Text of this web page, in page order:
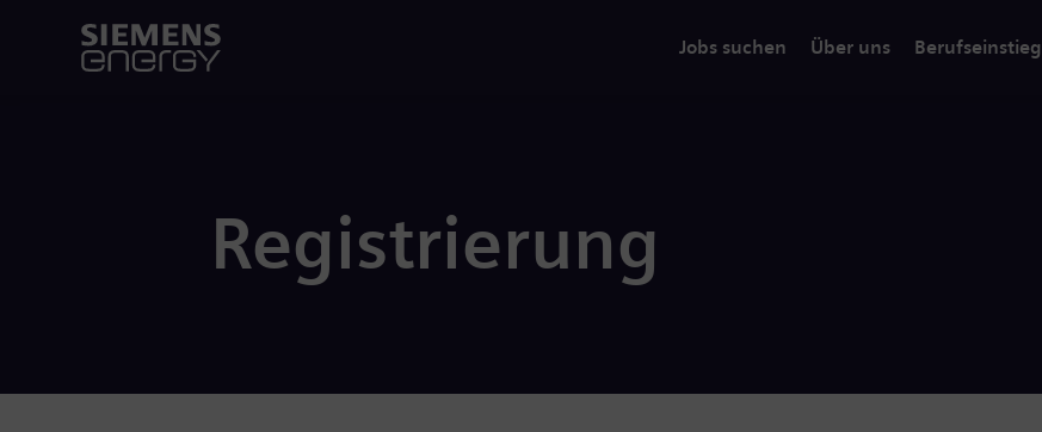
Jobs suchen Über uns Berufseinstieg
Registrierung